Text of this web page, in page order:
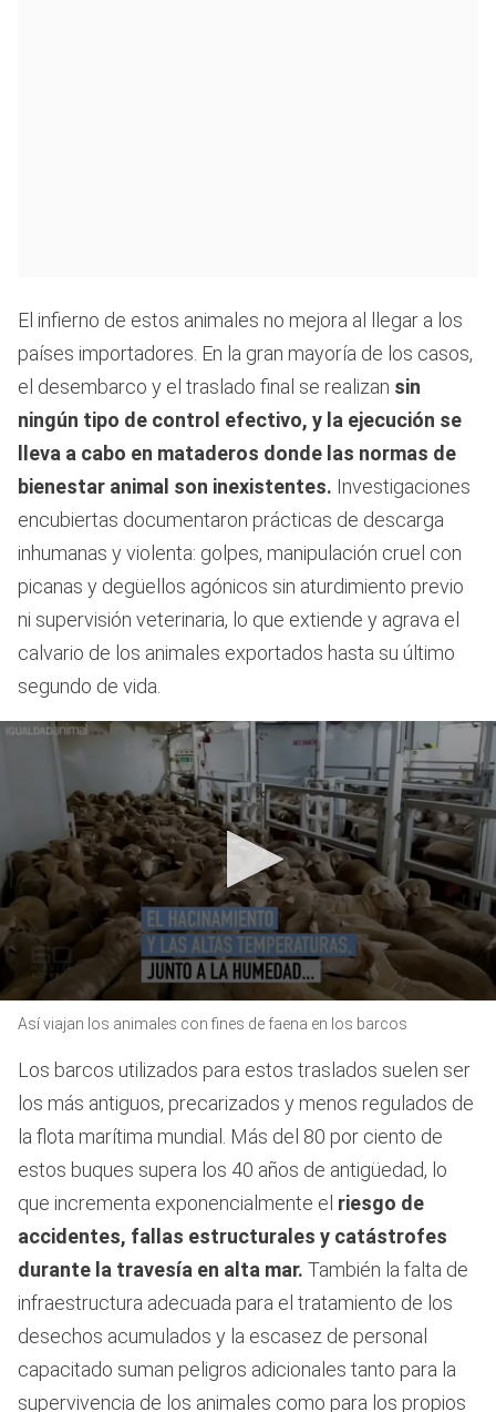
El infierno de estos animales no mejora al llegar a los
países importadores. En la gran mayoría de los casos,
el desembarco y el traslado final se realizan sin
ningún tipo de control efectivo, y la ejecución se
lleva a cabo en mataderos donde las normas de
bienestar animal son inexistentes. Investigaciones
encubiertas documentaron prácticas de descarga
inhumanas y violenta: golpes, manipulación cruel con
picanas y degüellos agónicos sin aturdimiento previo
ni supervisión veterinaria, lo que extiende y agrava el
calvario de los animales exportados hasta su último
segundo de vida.
seconds
minute,
seconds
Así viajan los animales con fines de faena en los barcos
Los barcos utilizados para estos traslados suelen ser
los más antiguos, precarizados y menos regulados de
la flota marítima mundial. Más del 80 por ciento de
estos buques supera los 40 años de antigüedad, lo
que incrementa exponencialmente el riesgo de
accidentes, fallas estructurales y catástrofes
durante la travesía en alta mar. También la falta de
infraestructura adecuada para el tratamiento de los
desechos acumulados y la escasez de personal
capacitado suman peligros adicionales tanto para la
supervivencia de los animales como para los propios